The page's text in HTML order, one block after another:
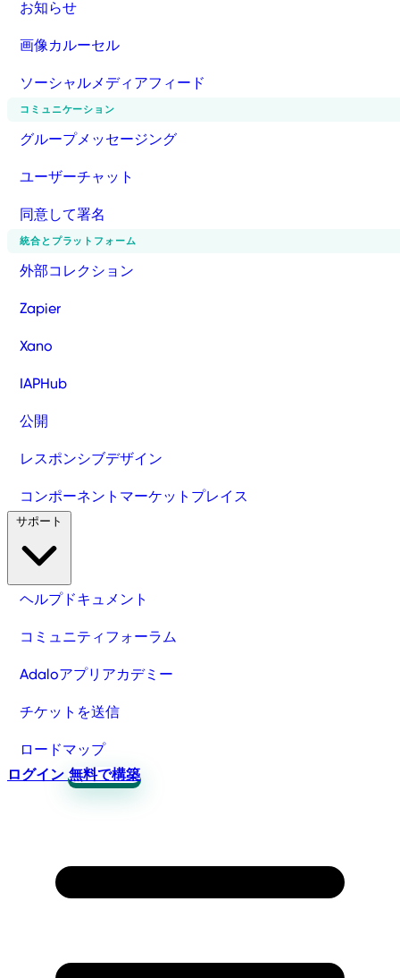
お知らせ
画像カルーセル
ソーシャルメディアフィード
コミュニケーション
グループメッセージング
ユーザーチャット
同意して署名
統合とプラットフォーム
外部コレクション
Zapier
Xano
IAPHub
公開
レスポンシブデザイン
コンポーネントマーケットプレイス
ヘルプドキュメント
コミュニティフォーラム
Adaloアプリアカデミー
チケットを送信
ロードマップ
ログイン 無料で構築